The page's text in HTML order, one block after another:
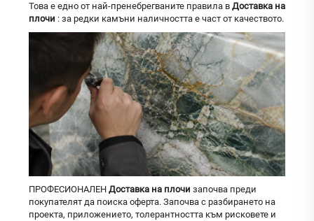
Това е едно от най-пренебрегваните правила в Доставка на
плочи : за редки камъни наличността е част от качеството.
ПРОФЕСИОНАЛЕН Доставка на плочи започва преди
покупателят да поиска оферта. Започва с разбирането на
проекта, приложението, толерантността към рисковете и